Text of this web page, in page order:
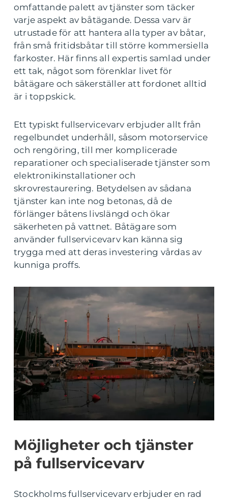
omfattande palett av tjänster som täcker
varje aspekt av båtägande. Dessa varv är
utrustade för att hantera alla typer av båtar,
från små fritidsbåtar till större kommersiella
farkoster. Här finns all expertis samlad under
ett tak, något som förenklar livet för
båtägare och säkerställer att fordonet alltid
är i toppskick.
Ett typiskt fullservicevarv erbjuder allt från
regelbundet underhåll, såsom motorservice
och rengöring, till mer komplicerade
reparationer och specialiserade tjänster som
elektronikinstallationer och
skrovrestaurering. Betydelsen av sådana
tjänster kan inte nog betonas, då de
förlänger båtens livslängd och ökar
säkerheten på vattnet. Båtägare som
använder fullservicevarv kan känna sig
trygga med att deras investering vårdas av
kunniga proffs.
Möjligheter och tjänster
på fullservicevarv
Stockholms fullservicevarv erbjuder en rad